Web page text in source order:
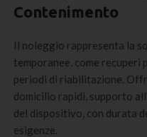
Contenimento
Il noleggio rappresenta la
temporanee, come
periodi di riabilitazione.
domicilio rapidi, supporto
del dispositivo, con durata
esigenze.